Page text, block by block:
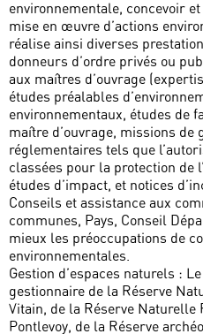
environnementale, concevoir
mise en œuvre d’actions
réalise ainsi diverses
donneurs d’ordre privés ou
aux maîtres d’ouvrage
études préalables
environnementaux, études de
maître d’ouvrage, missions de
réglementaires tels que
classées pour la protection de
études d’impact, et notices
Conseils et assistance aux
communes, Pays, Conseil
mieux les préoccupations de
environnementales.
Gestion d’espaces naturels :
gestionnaire de la Réserve
Vitain, de la Réserve Naturelle
Pontlevoy, de la Réserve